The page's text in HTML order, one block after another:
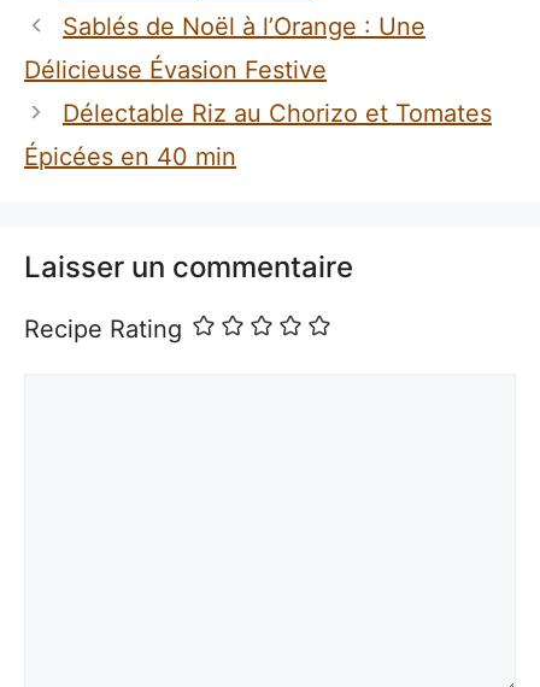
Sablés de Noël à l’Orange : Une
Délicieuse Évasion Festive
Délectable Riz au Chorizo et Tomates
Épicées en 40 min
Laisser un commentaire
Recipe Rating